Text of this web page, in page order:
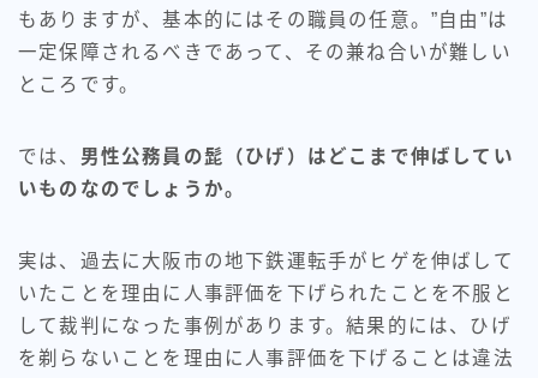
もありますが、基本的にはその職員の任意。”自由”は
一定保障されるべきであって、その兼ね合いが難しい
ところです。
では、 男性公務員の髭（ひげ）はどこまで伸ばしてい
いものなのでしょうか。
実は、過去に大阪市の地下鉄運転手がヒゲを伸ばして
いたことを理由に人事評価を下げられたことを不服と
して裁判になった事例があります。結果的には、ひげ
を剃らないことを理由に人事評価を下げることは違法